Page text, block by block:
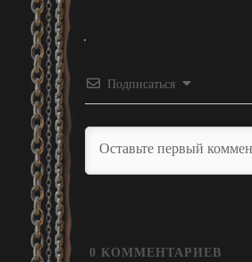
Подписаться
0 КОММЕНТАРИЕВ